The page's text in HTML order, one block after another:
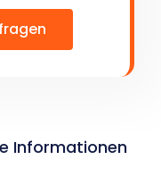
Informationen